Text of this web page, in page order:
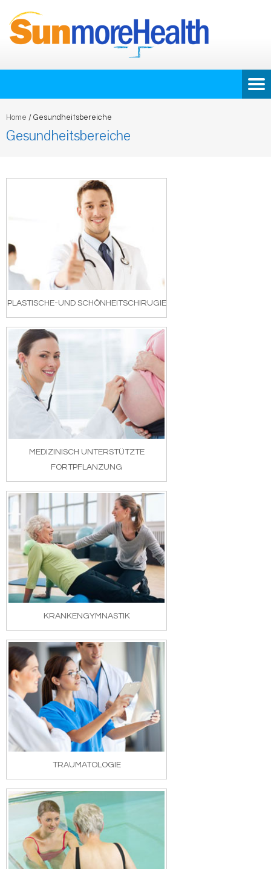
Home / Gesundheitsbereiche
Gesundheitsbereiche
PLASTISCHE-UND SCHÖNHEITSCHIRUGIE
MEDIZINISCH UNTERSTÜTZTE
FORTPFLANZUNG
KRANKENGYMNASTIK
TRAUMATOLOGIE